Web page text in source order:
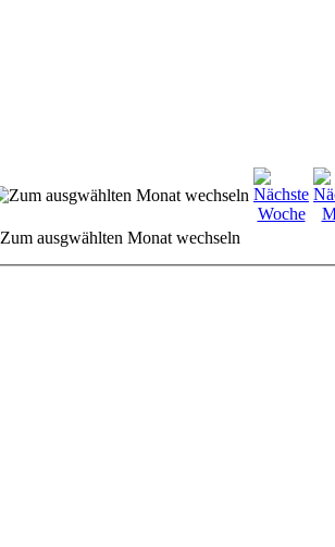
Zum ausgwählten Monat wechseln